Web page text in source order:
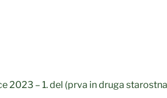
2023 – 1. del (prva in druga starostna